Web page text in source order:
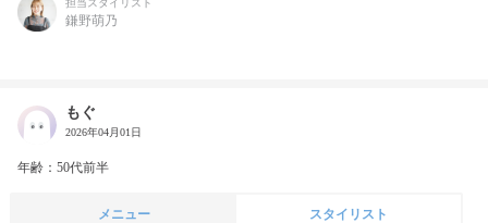
鎌野萌乃
もぐ
2026年04月01日
年齢：50代前半
メニュー スタイリスト